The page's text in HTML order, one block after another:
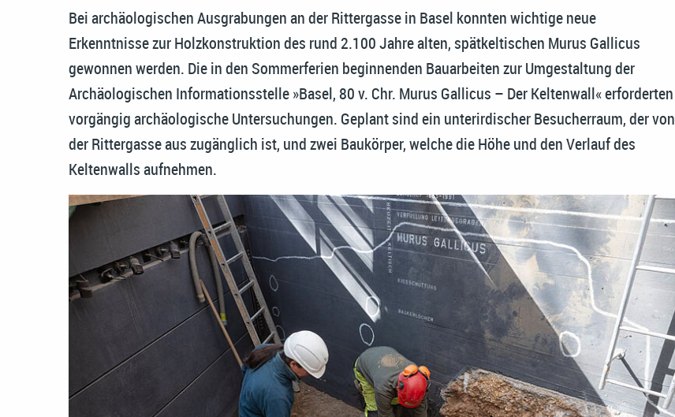
Bei archäologischen Ausgrabungen an der Rittergasse in Basel konnten wichtige neue
Erkenntnisse zur Holzkonstruktion des rund 2.100 Jahre alten, spätkeltischen Murus Gallicus
gewonnen werden. Die in den Sommerferien beginnenden Bauarbeiten zur Umgestaltung der
Archäologischen Informationsstelle »Basel, 80 v. Chr. Murus Gallicus – Der Keltenwall« erforderten
vorgängig archäologische Untersuchungen. Geplant sind ein unterirdischer Besucherraum, der von
der Rittergasse aus zugänglich ist, und zwei Baukörper, welche die Höhe und den Verlauf des
Keltenwalls aufnehmen.